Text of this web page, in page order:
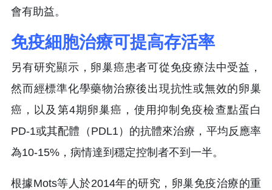
會有助益。
免疫細胞治療可提高存活率
另有研究顯示，卵巢癌患者可從免疫療法中受益，
然而經標準化學藥物治療後出現抗性或無效的卵巢
癌，以及第4期卵巢癌，使用抑制免疫檢查點蛋白
PD-1或其配體（PDL1）的抗體來治療，平均反應率
為10-15%，病情達到穩定控制者不到一半。
根據Mots等人於2014年的研究，卵巢免疫治療的重